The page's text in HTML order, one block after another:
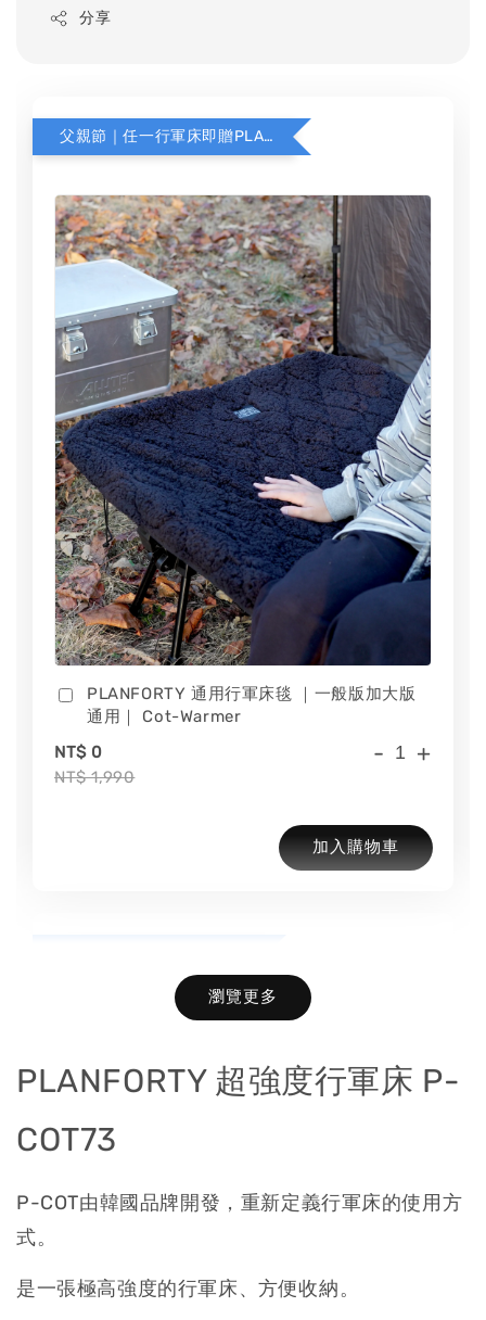
分享
父親節｜任一行軍床即贈PLANFORTY行軍床毯
PLANFORTY 通用行軍床毯 ｜一般版加大版
通用｜ Cot-Warmer
NT$ 0
NT$ 1,990
- +
加入購物車
WAQ 自動充氣舒適露營｜枕附枕頭套｜
瀏覽更多
PLANFORTY 超強度行軍床 P-
COT73
P-COT由韓國品牌開發，重新定義行軍床的使用方
式。
是一張極高強度的行軍床、方便收納。